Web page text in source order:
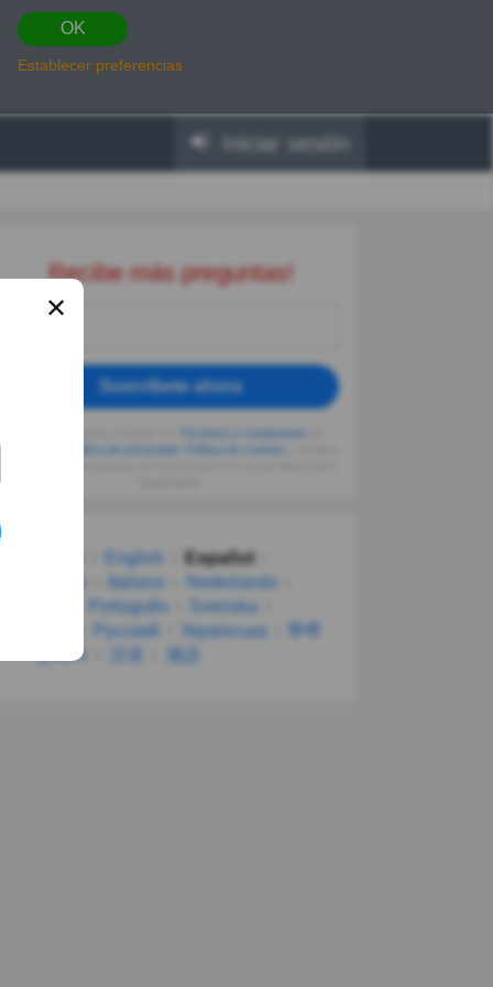
OK
Establecer preferencias
Iniciar sesión
Recibe más preguntas!
Suscríbete ahora
Política de privacidad
English
Español
Italiano
Nederlands
Português
Svenska
Русский Українська
हिन्दी
한국어
✕